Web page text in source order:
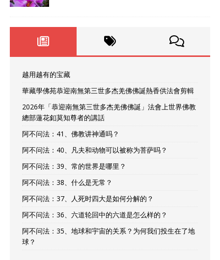
越用越有的宝藏
華藏學佛苑恭迎南無第三世多杰羌佛佛誕熱香供法會剪輯
2026年「恭迎南無第三世多杰羌佛佛誕」法會上世界佛教
總部蓮花釦莫知尊者的講話
阿不问法：41、佛教讲神通吗？
阿不问法：40、凡夫和动物可以被称为菩萨吗？
阿不问法：39、常的世界是哪里？
阿不问法：38、什么是无常？
阿不问法：37、人死时四大是如何分解的？
阿不问法：36、六道轮回中的六道是怎么样的？
阿不问法：35、地球和宇宙的关系？为何我们投生在了地
球？